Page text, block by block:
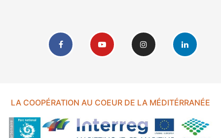
LA COOPÉRATION AU COEUR DE LA MÉDITÉRRANÉE